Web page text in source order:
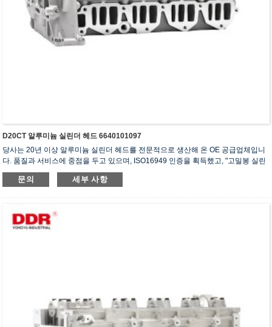
D20CT 알루미늄 실린더 헤드 6640101097
당사는 20년 이상 알루미늄 실린더 헤드를 전문적으로 생산해 온 OE 공급업체입니
다. 품질과 서비스에 중점을 두고 있으며, ISO16949 인증을 획득했고, "고밀봉 실린
더 헤드", "긴 수명 실린더 헤드" 등 5건의 실용신안 특허를 보유하고 있습니다.
문의 세부 사항